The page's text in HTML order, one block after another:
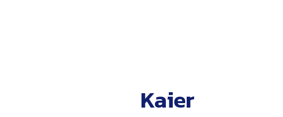
Kaier